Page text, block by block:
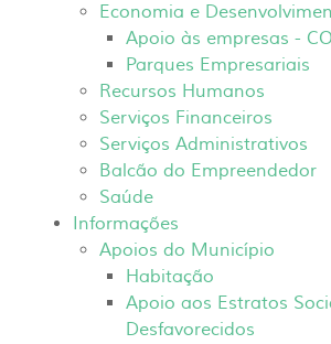
Economia e
Apoio às empresas -
Parques Empresariais
Recursos Humanos
Serviços Financeiros
Serviços Administrativos
Balcão do Empreendedor
Saúde
Informações
Apoios do Município
Habitação
Apoio aos Estratos
Desfavorecidos